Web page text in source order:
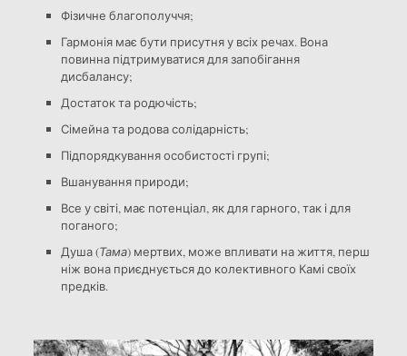
Фізичне благополуччя;
Гармонія має бути присутня у всіх речах. Вона
повинна підтримуватися для запобігання
дисбалансу;
Достаток та родючість;
Сімейна та родова солідарність;
Підпорядкування особистості групі;
Вшанування природи;
Все у світі, має потенціал, як для гарного, так і для
поганого;
Душа (Тама) мертвих, може впливати на життя, перш
ніж вона приєднується до колективного Камі своїх
предків.